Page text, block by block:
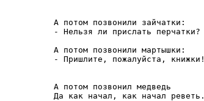
А потом позвонили зайчатки:
- Нельзя ли прислать перчатки?
А потом позвонили мартышки:
- Пришлите, пожалуйста, книжки!
А потом позвонил медведь
Да как начал, как начал реветь.